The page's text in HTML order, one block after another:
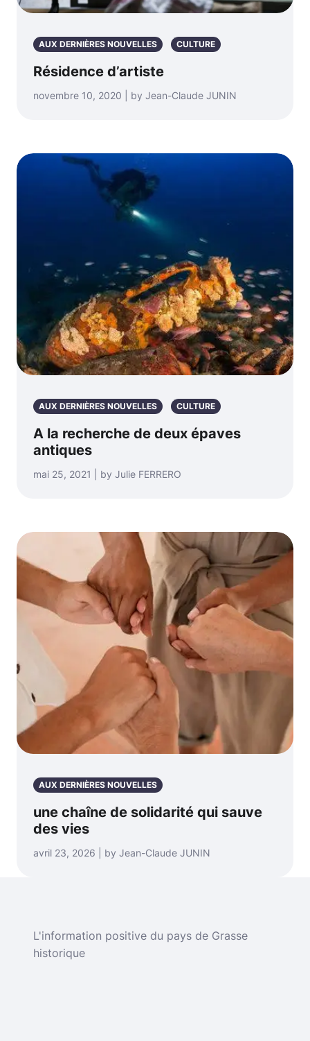
AUX DERNIÈRES NOUVELLES CULTURE
Résidence d’artiste
novembre 10, 2020 | by Jean-Claude JUNIN
AUX DERNIÈRES NOUVELLES CULTURE
A la recherche de deux épaves
antiques
mai 25, 2021 | by Julie FERRERO
AUX DERNIÈRES NOUVELLES
une chaîne de solidarité qui sauve
des vies
avril 23, 2026 | by Jean-Claude JUNIN
L'information positive du pays de Grasse
historique